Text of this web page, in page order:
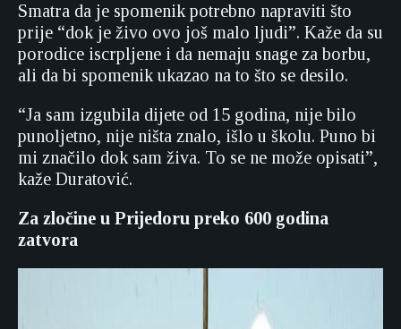
Smatra da je spomenik potrebno napraviti što
prije “dok je živo ovo još malo ljudi”. Kaže da su
porodice iscrpljene i da nemaju snage za borbu,
ali da bi spomenik ukazao na to što se desilo.
“Ja sam izgubila dijete od 15 godina, nije bilo
punoljetno, nije ništa znalo, išlo u školu. Puno bi
mi značilo dok sam živa. To se ne može opisati”,
kaže Duratović.
Za zločine u Prijedoru preko 600 godina
zatvora